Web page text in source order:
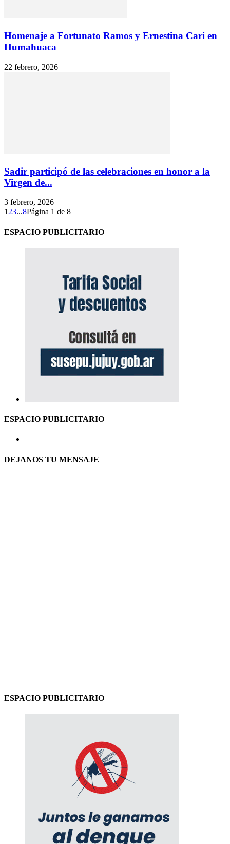
Homenaje a Fortunato Ramos y Ernestina Cari en
Humahuaca
22 febrero, 2026
Sadir participó de las celebraciones en honor a la
Virgen de...
3 febrero, 2026
1 23...8Página 1 de 8
ESPACIO PUBLICITARIO
ESPACIO PUBLICITARIO
DEJANOS TU MENSAJE
ESPACIO PUBLICITARIO